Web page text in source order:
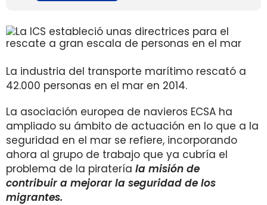
La industria del transporte marítimo rescató a
42.000 personas en el mar en 2014.
La asociación europea de navieros ECSA ha
ampliado su ámbito de actuación en lo que a la
seguridad en el mar se refiere, incorporando
ahora al grupo de trabajo que ya cubría el
problema de la piratería la misión de
contribuir a mejorar la seguridad de los
migrantes.